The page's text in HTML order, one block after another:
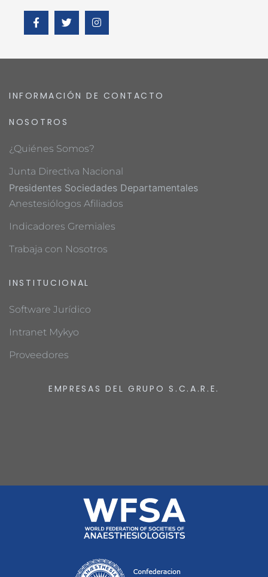
INFORMACIÓN DE CONTACTO
NOSOTROS
¿Quiénes Somos?
Junta Directiva Nacional
Presidentes Sociedades Departamentales
Anestesiólogos Afiliados
Indicadores Gremiales
Trabaja con Nosotros
INSTITUCIONAL
Software Jurídico
Intranet Mykyo
Proveedores
EMPRESAS DEL GRUPO S.C.A.R.E.